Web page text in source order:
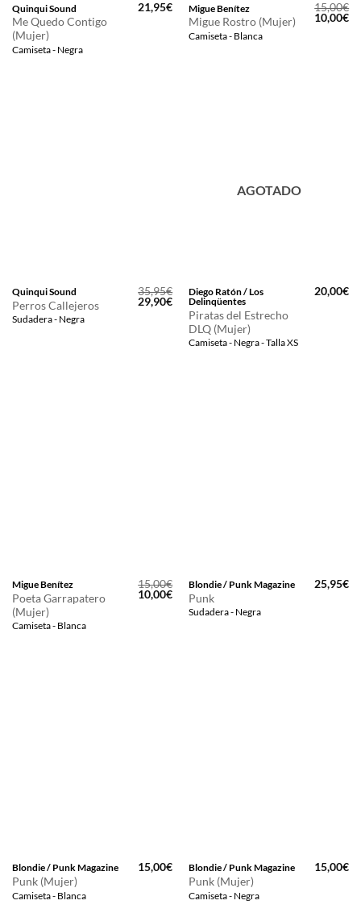
Quinqui Sound
Me Quedo Contigo
(Mujer)
Camiseta - Negra
21,95€ Migue Benítez
Migue Rostro (Mujer)
Camiseta - Blanca
15,00€
El
precio
10,00€El
Quinqui Sound
Perros Callejeros
Sudadera - Negra
35,95€
El
precio
29,90€El
precio
actual
29,90€.
AGOTADO
Diego Ratón / Los
Delinqüentes
Piratas del Estrecho
DLQ (Mujer)
Camiseta - Negra - Talla XS
20,00€
Migue Benítez
Poeta Garrapatero
(Mujer)
Camiseta - Blanca
15,00€
El
precio
10,00€El
precio
actual
Blondie / Punk Magazine
Punk
Sudadera - Negra
25,95€
Blondie / Punk Magazine
Punk (Mujer)
Camiseta - Blanca
15,00€ Blondie / Punk Magazine
Punk (Mujer)
Camiseta - Negra
15,00€